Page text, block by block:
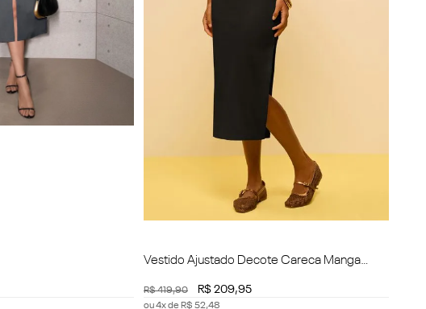
Vestido Ajustado Decote Careca Manga
R$419,90 R$ 209,95
ou4x de R$ 52,48